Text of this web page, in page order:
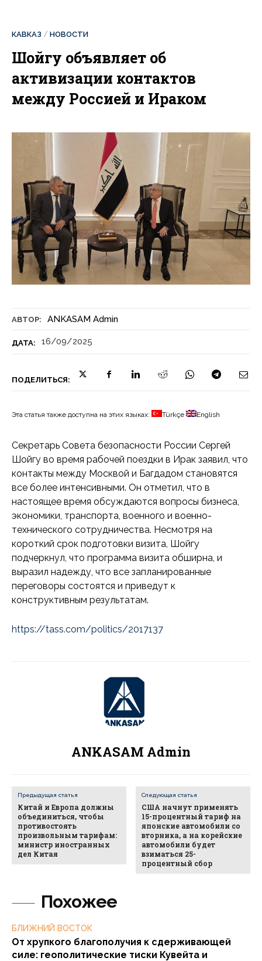
АВТОР: ANKASAM Admin
ДАТА: 16/09/2025
ПОДЕЛИТЬСЯ:
КАВКАЗ НОВОСТИ
Шойгу объявляет об
активизации контактов
между Россией и Ираком
Похожее
БЛИЖНИЙ ВОСТОК
От хрупкого благополучия к сдерживающей
силе: геополитические тиски Кувейта и
Эта статья также доступна на этих языках: Türkçe English
Секретарь Совета безопасности России Сергей
Шойгу во время рабочей поездки в Ирак заявил, что
контакты между Москвой и Багдадом становятся
все более интенсивными. Он отметил, что в
настоящее время обсуждаются вопросы бизнеса,
экономики, транспорта, военного и военно-
технического сотрудничества. Несмотря на
короткий срок подготовки визита, Шойгу
подчеркнул, что программа визита обширна, и
выразил надежду, что все запланированные
переговоры состоятся и приведут к
конструктивным результатам.
https://tass.com/politics/2017137
ANKASAM Admin
Предыдущая статья
Китай и Европа должны
объединиться, чтобы
противостоять
произвольным тарифам:
министр иностранных
дел Китая
Следующая статья
США начнут применять
15-процентный тариф на
японские автомобили со
вторника, а на корейские
автомобили будет
взиматься 25-
процентный сбор